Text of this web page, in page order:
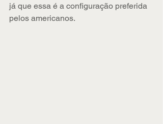
já que essa é a configuração preferida
pelos americanos.